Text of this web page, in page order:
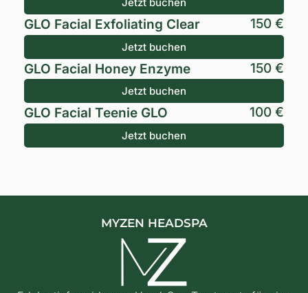
Jetzt buchen
GLO Facial Exfoliating Clear 150 €
Jetzt buchen
GLO Facial Honey Enzyme 150 €
Jetzt buchen
GLO Facial Teenie GLO 100 €
Jetzt buchen
MYZEN HEADSPA